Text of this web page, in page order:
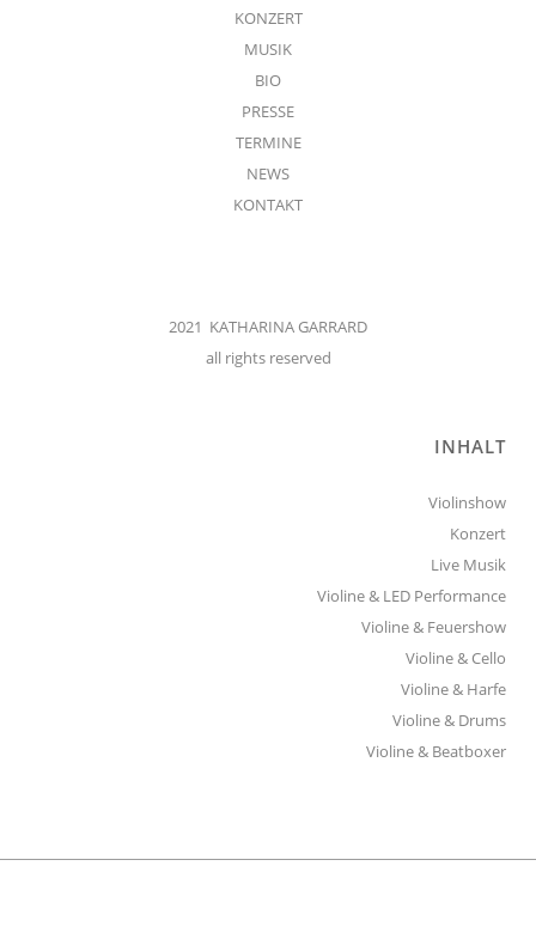
KONZERT
MUSIK
BIO
PRESSE
TERMINE
NEWS
KONTAKT
2021 KATHARINA GARRARD
all rights reserved
INHALT
Violinshow
Konzert
Live Musik
Violine & LED Performance
Violine & Feuershow
Violine & Cello
Violine & Harfe
Violine & Drums
Violine & Beatboxer